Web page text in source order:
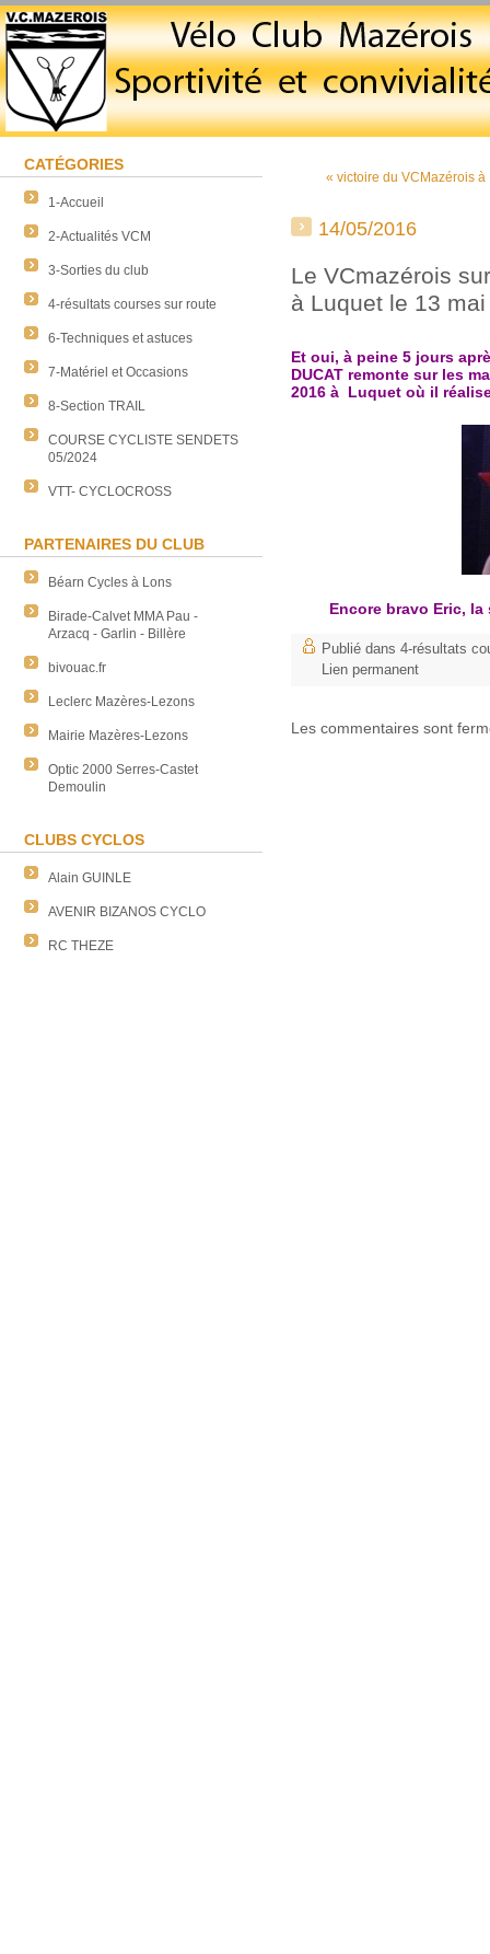
CATÉGORIES
1-Accueil
2-Actualités VCM
3-Sorties du club
4-résultats courses sur route
6-Techniques et astuces
7-Matériel et Occasions
8-Section TRAIL
COURSE CYCLISTE SENDETS
05/2024
VTT- CYCLOCROSS
PARTENAIRES DU CLUB
Béarn Cycles à Lons
Birade-Calvet MMA Pau -
Arzacq - Garlin - Billère
bivouac.fr
Leclerc Mazères-Lezons
Mairie Mazères-Lezons
Optic 2000 Serres-Castet
Demoulin
CLUBS CYCLOS
Alain GUINLE
AVENIR BIZANOS CYCLO
RC THEZE
« victoire du VCMazérois
14/05/2016
Le VCmazérois
à Luquet le 13
Et oui, à peine 5 jours
DUCAT remonte sur les
2016 à Luquet où il
Encore bravo Eric,
Publié dans 4-résultats
Lien permanent
Les commentaires sont